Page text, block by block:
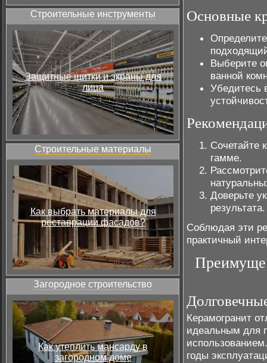
Строительные инструменты
Защитные щитки и экраны для
лица
Строительные материалы
Как выбрать материалы для
реставрации фасадов?
Загородное строительство
Как утеплить мансарду в
загородном доме
Основные
Выберите
ванной
Убедитесь
Сочетайте
гамме.
Доверьте
результата.
Соблюдая эти
практичный
Керамогранит
идеальным для
годы